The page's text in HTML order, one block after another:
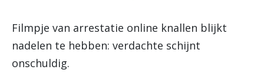
Filmpje van arrestatie online knallen blijkt
nadelen te hebben: verdachte schijnt
onschuldig.